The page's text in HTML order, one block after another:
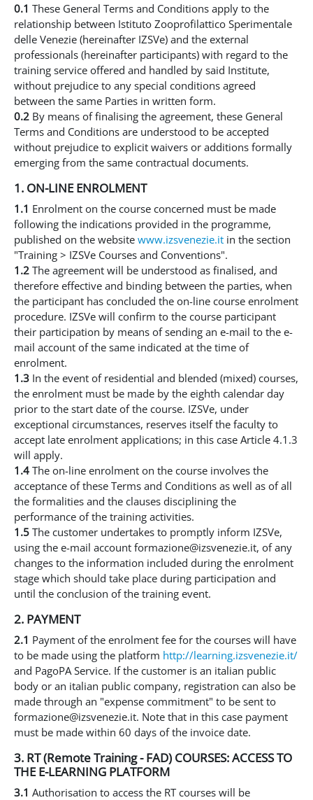
0.1 These General Terms and Conditions apply to the
relationship between Istituto Zooprofilattico Sperimentale
delle Venezie (hereinafter IZSVe) and the external
professionals (hereinafter participants) with regard to the
training service offered and handled by said Institute,
without prejudice to any special conditions agreed
between the same Parties in written form.
0.2 By means of finalising the agreement, these General
Terms and Conditions are understood to be accepted
without prejudice to explicit waivers or additions formally
emerging from the same contractual documents.
1. ON-LINE ENROLMENT
1.1 Enrolment on the course concerned must be made
following the indications provided in the programme,
published on the website www.izsvenezie.it in the section
"Training > IZSVe Courses and Conventions".
1.2 The agreement will be understood as finalised, and
therefore effective and binding between the parties, when
the participant has concluded the on-line course enrolment
procedure. IZSVe will confirm to the course participant
their participation by means of sending an e-mail to the e-
mail account of the same indicated at the time of
enrolment.
1.3 In the event of residential and blended (mixed) courses,
the enrolment must be made by the eighth calendar day
prior to the start date of the course. IZSVe, under
exceptional circumstances, reserves itself the faculty to
accept late enrolment applications; in this case Article 4.1.3
will apply.
1.4 The on-line enrolment on the course involves the
acceptance of these Terms and Conditions as well as of all
the formalities and the clauses disciplining the
performance of the training activities.
1.5 The customer undertakes to promptly inform IZSVe,
using the e-mail account formazione@izsvenezie.it, of any
changes to the information included during the enrolment
stage which should take place during participation and
until the conclusion of the training event.
2. PAYMENT
2.1 Payment of the enrolment fee for the courses will have
to be made using the platform http://learning.izsvenezie.it/
and PagoPA Service. If the customer is an italian public
body or an italian public company, registration can also be
made through an "expense commitment" to be sent to
formazione@izsvenezie.it. Note that in this case payment
must be made within 60 days of the invoice date.
3. RT (Remote Training - FAD) COURSES: ACCESS TO
THE E-LEARNING PLATFORM
3.1 Authorisation to access the RT courses will be